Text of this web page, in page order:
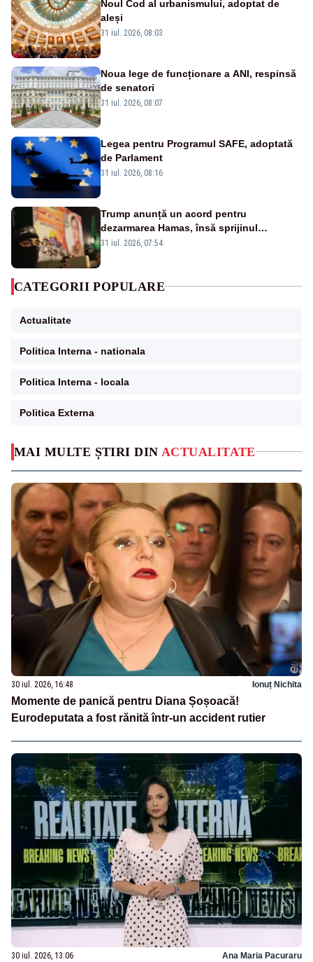
MAI MULTE ȘTIRI DIN ACTUALITATE
30 iul. 2026, 16:48 Ionuț Nichita
Momente de panică pentru Diana Șoșoacă!
Eurodeputata a fost rănită într-un accident rutier
30 iul. 2026, 13:06 Ana Maria Pacuraru
Noul Cod al urbanismului, adoptat de
aleși
31 iul. 2026, 08:03
Noua lege de funcționare a ANI, respinsă
de senatori
31 iul. 2026, 08:07
Legea pentru Programul SAFE, adoptată
de Parlament
31 iul. 2026, 08:16
Trump anunță un acord pentru
dezarmarea Hamas, însă sprijinul
Israelului rămâne incert
31 iul. 2026, 07:54
CATEGORII POPULARE
Actualitate
Politica Interna - nationala
Politica Interna - locala
Politica Externa